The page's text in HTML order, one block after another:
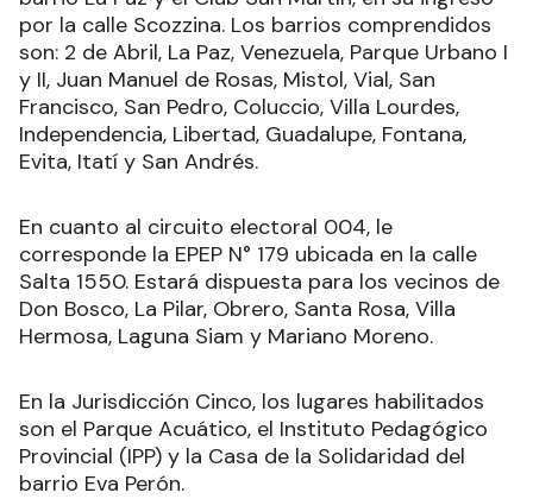
por la calle Scozzina. Los barrios comprendidos
son: 2 de Abril, La Paz, Venezuela, Parque Urbano I
y II, Juan Manuel de Rosas, Mistol, Vial, San
Francisco, San Pedro, Coluccio, Villa Lourdes,
Independencia, Libertad, Guadalupe, Fontana,
Evita, Itatí y San Andrés.
En cuanto al circuito electoral 004, le
corresponde la EPEP N° 179 ubicada en la calle
Salta 1550. Estará dispuesta para los vecinos de
Don Bosco, La Pilar, Obrero, Santa Rosa, Villa
Hermosa, Laguna Siam y Mariano Moreno.
En la Jurisdicción Cinco, los lugares habilitados
son el Parque Acuático, el Instituto Pedagógico
Provincial (IPP) y la Casa de la Solidaridad del
barrio Eva Perón.